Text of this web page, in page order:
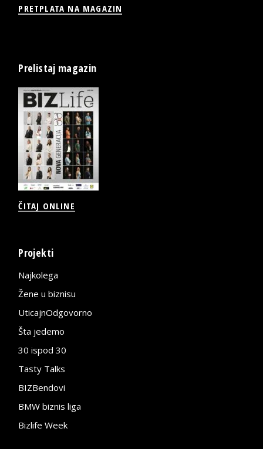
PRETPLATA NA MAGAZIN
Prelistaj magazin
ČITAJ ONLINE
Projekti
Najkolega
Žene u biznisu
UticajnOdgovorno
Šta jedemo
30 ispod 30
Tasty Talks
BIZBendovi
BMW biznis liga
Bizlife Week